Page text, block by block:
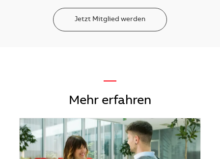
Jetzt Mitglied werden
—
Mehr erfahren